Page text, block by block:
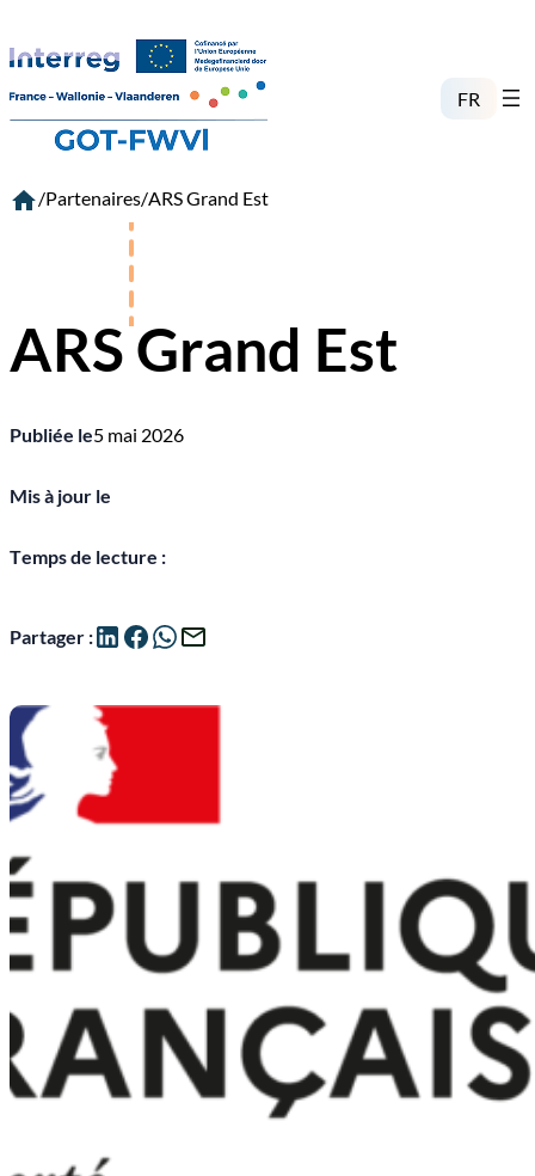
au
contenu
FR
/Partenaires/ARS Grand Est
ARS Grand Est
Publiée le5 mai 2026
Mis à jour le
Temps de lecture :
Partager :